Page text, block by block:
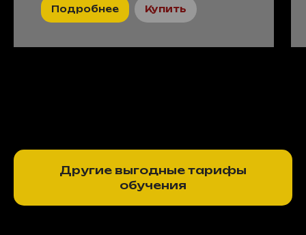
Подробнее Купить
Другие выгодные тарифы
обучения